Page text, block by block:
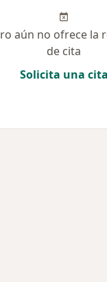
aún no ofrece la
de cita
Solicita una cita